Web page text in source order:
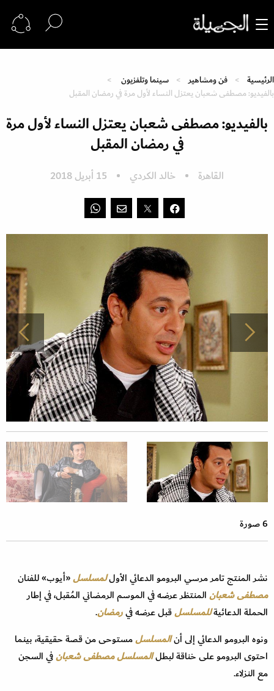
الرئيسية فن ومشاهير
سينما وتلفزيون
بالفيديو: مصطفى شعبان يعتزل النساء لأول مرة في رمضان المقبل
بالفيديو: مصطفى شعبان يعتزل النساء لأول مرة
في رمضان المقبل
القاهرة خالد الكردي 15 أبريل 2018
6 صورة
نشر المنتج تامر مرسي البرومو الدعائي الأوللمسلسل«أيوب» للفنان
مصطفى شعبانالمنتظر عرضه في الموسم الرمضاني المُقبل، في إطار
الحملة الدعائيةللمسلسلقبل عرضه فيرمضان.
ونوه البرومو الدعائي إلى أنالمسلسلمستوحى من قصة حقيقية، بينما
احتوى البرومو على خناقة لبطلالمسلسلمصطفى شعبانفي السجن
مع النزلاء.